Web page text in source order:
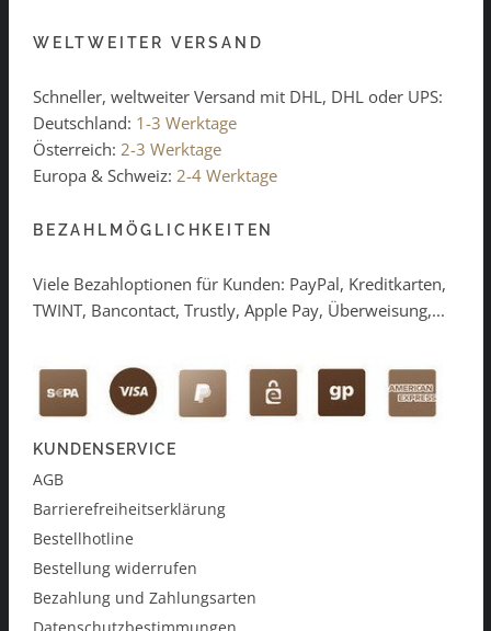
WELTWEITER VERSAND
Schneller, weltweiter Versand mit DHL, DHL oder UPS:
Deutschland: 1-3 Werktage
Österreich: 2-3 Werktage
Europa & Schweiz: 2-4 Werktage
BEZAHLMÖGLICHKEITEN
Viele Bezahloptionen für Kunden: PayPal, Kreditkarten,
TWINT, Bancontact, Trustly, Apple Pay, Überweisung,...
KUNDENSERVICE
AGB
Barrierefreiheitserklärung
Bestellhotline
Bestellung widerrufen
Bezahlung und Zahlungsarten